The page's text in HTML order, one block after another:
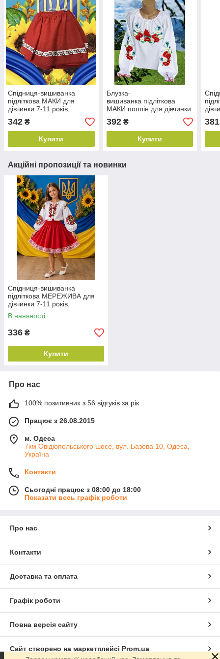
Спідниця-вишиванка
підліткова МАКИ для
дівчинки 7-11 років,
червоного кольору
342 ₴
Купити
Блузка-
вишиванка підліткова
МАКИ поплін для дівчинки
7-11 років, білого кольору
392₴
Купити
381
Акційні пропозиції та новинки
Спідниця-вишиванка
підліткова МЕРЕЖИВА для
дівчинки 7-11 років,
червоного кольору
В наявності
336 ₴
Купити
Про нас
100% позитивних з 56 відгуків за рік
Працює з 26.08.2015
м. Одеса
7км Овідіопольського шосе, вул. Базова 10, Одеса,
Україна
Контакти
Сьогодні працює з 08:00 до 18:00
Показати весь графік роботи
Про нас
Контакти
Доставка та оплата
Графік роботи
Повна версія сайту
Сайт створено на маркетплейсі Prom.ua